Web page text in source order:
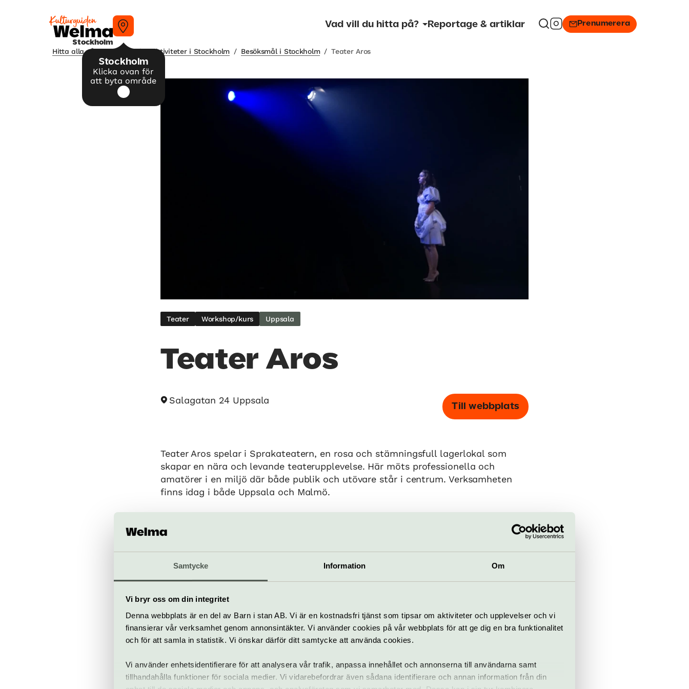
Samtycke Information Om
Vi bryr oss om din integritet
Denna webbplats är en del av Barn i stan AB. Vi är en kostnadsfri tjänst som tipsar om aktiviteter och upplevelser och vi
finansierar vår verksamhet genom annonsintäkter. Vi använder cookies på vår webbplats för att ge dig en bra funktionalitet
och för att samla in statistik. Vi önskar därför ditt samtycke att använda cookies.
Vi använder enhetsidentifierare för att analysera vår trafik, anpassa innehållet och annonserna till användarna samt
tillhandahålla funktioner för sociala medier. Vi vidarebefordrar även sådana identifierare och annan information från din
Stockholm
Stockholm
Klicka ovan för
att byta område
Vad vill du hitta på? Reportage & artiklar Prenumerera
Hitta alla våra tips på kulturaktiviteter i Stockholm / Besöksmål i Stockholm / Teater Aros
Teater Workshop/kurs Uppsala
Teater Aros
Salagatan 24 Uppsala
Till webbplats
Teater Aros spelar i Sprakateatern, en rosa och stämningsfull lagerlokal som
skapar en nära och levande teaterupplevelse. Här möts professionella och
amatörer i en miljö där både publik och utövare står i centrum. Verksamheten
finns idag i både Uppsala och Malmö.
Teater Aros erbjuder kostnadsfria teaterkurser och workshops för barn, unga och
samhällsengagemang präglar verksamheten.
När Pris